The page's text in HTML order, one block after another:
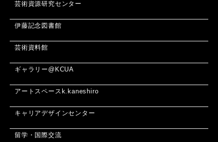
芸術資源研究センター
伊藤記念図書館
芸術資料館
ギャラリー@KCUA
アートスペースk.kaneshiro
キャリアデザインセンター
留学・国際交流